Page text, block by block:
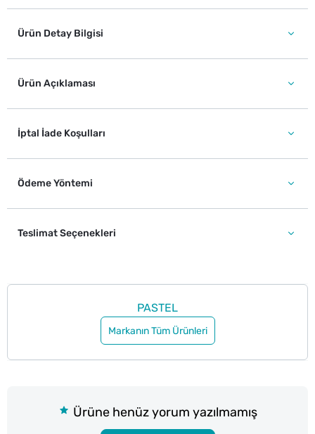
Ürün Detay Bilgisi
Ürün Açıklaması
İptal İade Koşulları
Ödeme Yöntemi
Teslimat Seçenekleri
PASTEL
Markanın Tüm Ürünleri
Ürüne henüz yorum yazılmamış